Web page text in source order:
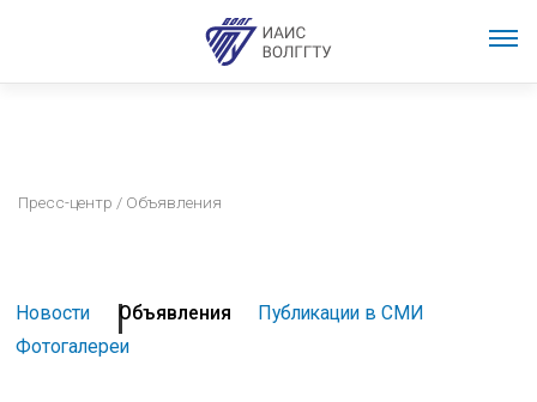
Пресс-центр / Объявления
Новости Объявления
Публикации в СМИ
Фотогалереи